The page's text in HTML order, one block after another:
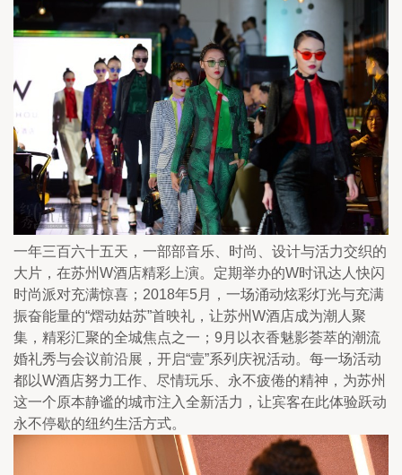
一年三百六十五天，一部部音乐、时尚、设计与活力交织的
大片，在苏州W酒店精彩上演。定期举办的W时讯达人快闪
时尚派对充满惊喜；2018年5月，一场涌动炫彩灯光与充满
振奋能量的“熠动姑苏”首映礼，让苏州W酒店成为潮人聚
集，精彩汇聚的全城焦点之一；9月以衣香魅影荟萃的潮流
婚礼秀与会议前沿展，开启“壹”系列庆祝活动。每一场活动
都以W酒店努力工作、尽情玩乐、永不疲倦的精神，为苏州
这一个原本静谧的城市注入全新活力，让宾客在此体验跃动
永不停歇的纽约生活方式。